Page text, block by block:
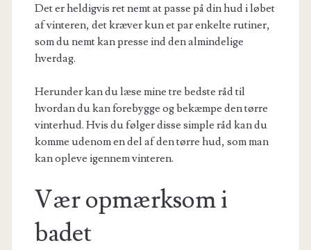
Det er heldigvis ret nemt at passe på din hud i løbet
af vinteren, det kræver kun et par enkelte rutiner,
som du nemt kan presse ind den almindelige
hverdag.
Herunder kan du læse mine tre bedste råd til
hvordan du kan forebygge og bekæmpe den tørre
vinterhud. Hvis du følger disse simple råd kan du
komme udenom en del af den tørre hud, som man
kan opleve igennem vinteren.
Vær opmærksom i
badet